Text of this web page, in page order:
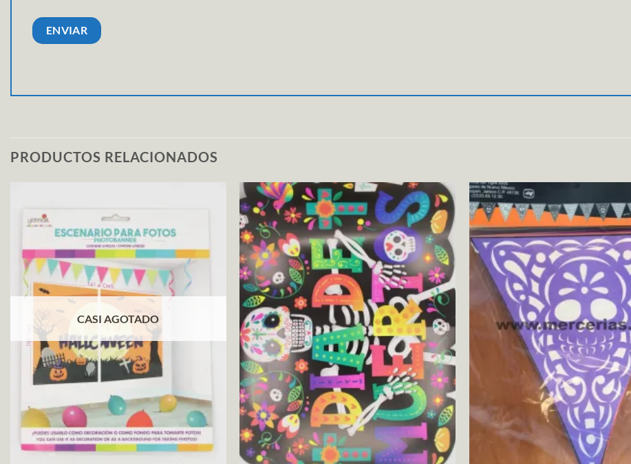
PRODUCTOS RELACIONADOS
CASI AGOTADO